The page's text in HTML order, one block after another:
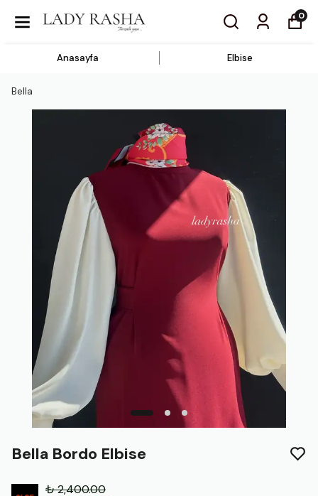
0
Anasayfa Elbise
Bella
Bella Bordo Elbise
₺ 2,400.00